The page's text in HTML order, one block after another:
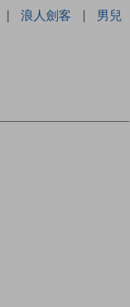
| 浪人劍客 |
男兒